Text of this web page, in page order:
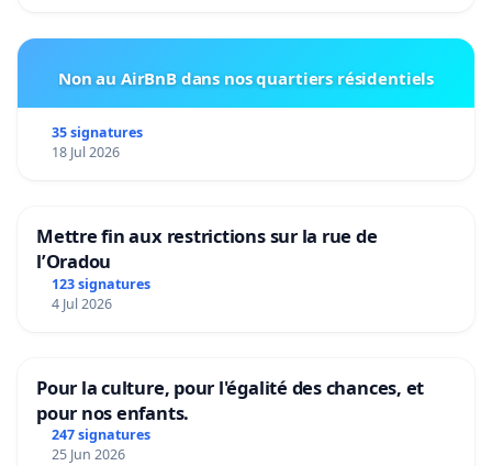
Non au AirBnB dans nos quartiers résidentiels
35 signatures
18 Jul 2026
Mettre fin aux restrictions sur la rue de
l’Oradou
123 signatures
4 Jul 2026
Pour la culture, pour l'égalité des chances, et
pour nos enfants.
247 signatures
25 Jun 2026